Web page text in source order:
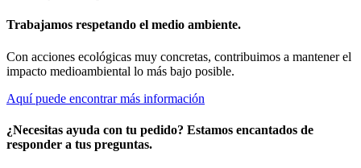
Trabajamos respetando el medio ambiente.
Con acciones ecológicas muy concretas, contribuimos a mantener el
impacto medioambiental lo más bajo posible.
Aquí puede encontrar más información
¿Necesitas ayuda con tu pedido? Estamos encantados de
responder a tus preguntas.